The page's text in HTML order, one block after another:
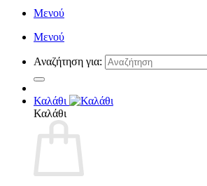
Μενού
Μενού
Αναζήτηση για:
Καλάθι
Καλάθι